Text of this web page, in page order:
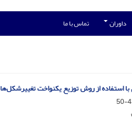
داوران تماس با ما
استفاده از روش توزیع یکنواخت تغییرشکل‌ها